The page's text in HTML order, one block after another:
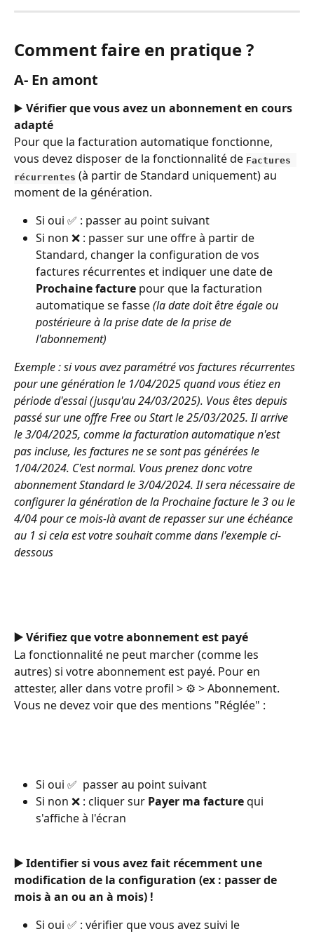
Comment faire en pratique ?
A- En amont
▶️ Vérifier que vous avez un abonnement en cours
adapté
Pour que la facturation automatique fonctionne,
vous devez disposer de la fonctionnalité de Factures
récurrentes (à partir de Standard uniquement) au
moment de la génération.
Si oui ✅ : passer au point suivant
Si non ❌ : passer sur une offre à partir de
Standard, changer la configuration de vos
factures récurrentes et indiquer une date de
Prochaine facture pour que la facturation
automatique se fasse (la date doit être égale ou
postérieure à la prise date de la prise de
l'abonnement)
Exemple : si vous avez paramétré vos factures récurrentes
pour une génération le 1/04/2025 quand vous étiez en
période d'essai (jusqu'au 24/03/2025). Vous êtes depuis
passé sur une offre Free ou Start le 25/03/2025. Il arrive
le 3/04/2025, comme la facturation automatique n'est
pas incluse, les factures ne se sont pas générées le
1/04/2024. C'est normal. Vous prenez donc votre
abonnement Standard le 3/04/2024. Il sera nécessaire de
configurer la génération de la Prochaine facture le 3 ou le
4/04 pour ce mois-là avant de repasser sur une échéance
au 1 si cela est votre souhait comme dans l'exemple ci-
dessous
▶️ Vérifiez que votre abonnement est payé
La fonctionnalité ne peut marcher (comme les
autres) si votre abonnement est payé. Pour en
attester, aller dans votre profil > ⚙️ > Abonnement.
Vous ne devez voir que des mentions "Réglée" :
Si oui ✅  passer au point suivant
Si non ❌ : cliquer sur Payer ma facture qui
s'affiche à l'écran
▶️ Identifier si vous avez fait récemment une
modification de la configuration (ex : passer de
mois à an ou an à mois) !
Si oui ✅ : vérifier que vous avez suivi le